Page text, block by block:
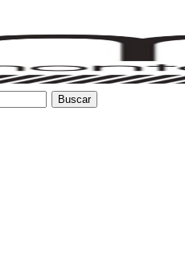
CLUB